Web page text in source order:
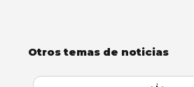
Otros temas de noticias